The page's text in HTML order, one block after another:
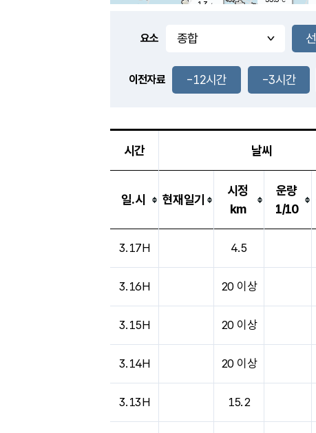
풍도
3.1m/s
-
1.3 m/s
요소
이전자료 -12시간 -3시간
시간 날씨
일.시 현재일기
시정
km
운량
1/10
3.17H 4.5
3.16H 20 이상
3.15H 20 이상
3.14H 20 이상
3.13H 15.2